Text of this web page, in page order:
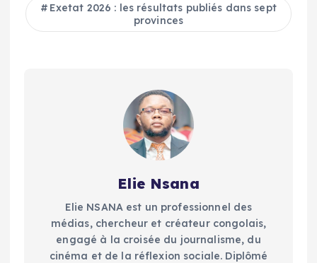
Exetat 2026 : les résultats publiés dans sept
provinces
Elie Nsana
Elie NSANA est un professionnel des
médias, chercheur et créateur congolais,
engagé à la croisée du journalisme, du
cinéma et de la réflexion sociale. Diplômé